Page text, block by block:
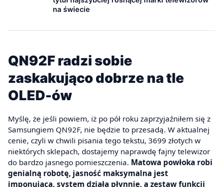
na świecie
QN92F radzi sobie
zaskakująco dobrze na tle
OLED-ów
Myślę, że jeśli powiem, iż po pół roku zaprzyjaźniłem się z
Samsungiem QN92F, nie będzie to przesadą. W aktualnej
cenie, czyli w chwili pisania tego tekstu, 3699 złotych w
niektórych sklepach, dostajemy naprawdę fajny telewizor
do bardzo jasnego pomieszczenia. Matowa powłoka robi
genialną robotę, jasność maksymalna jest
imponująca, system działa płynnie, a zestaw funkcji